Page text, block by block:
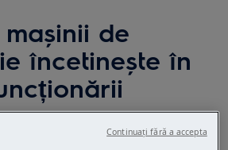
de
încetinește în
Continuați fără a accepta